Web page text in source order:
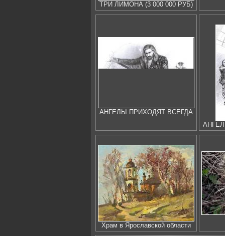
ТРИ ЛИМОНА (3 000 000 РУБ)
АНГЕЛЫ ПРИХОДЯТ ВСЕГДА
Храм в Ярославской области